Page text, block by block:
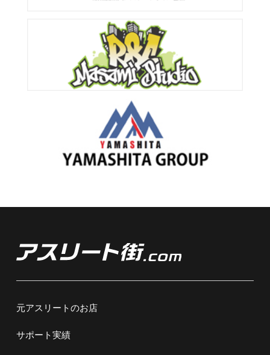
元アスリートのお店
サポート実績